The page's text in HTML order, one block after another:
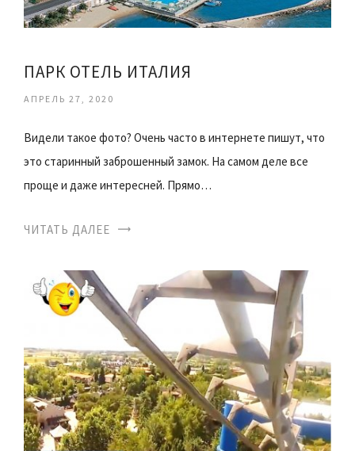
ПАРК ОТЕЛЬ ИТАЛИЯ
АПРЕЛЬ 27, 2020
Видели такое фото? Очень часто в интернете пишут, что
это старинный заброшенный замок. На самом деле все
проще и даже интересней. Прямо…
ЧИТАТЬ ДАЛЕЕ